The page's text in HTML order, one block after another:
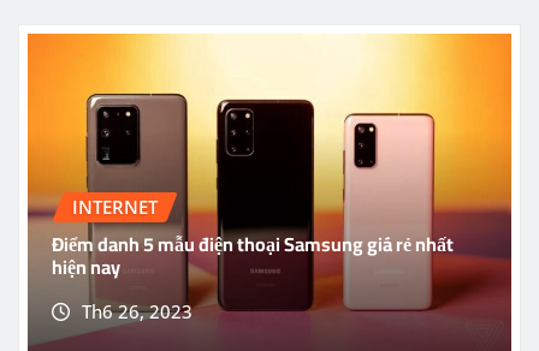
INTERNET
Điểm danh 5 mẫu điện thoại Samsung giá rẻ nhất
hiện nay
Th6 26, 2023